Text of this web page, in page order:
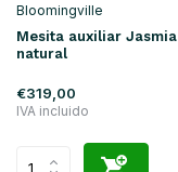
Bloomingville
Mesita auxiliar Jasmia
natural
€319,00
IVA incluido